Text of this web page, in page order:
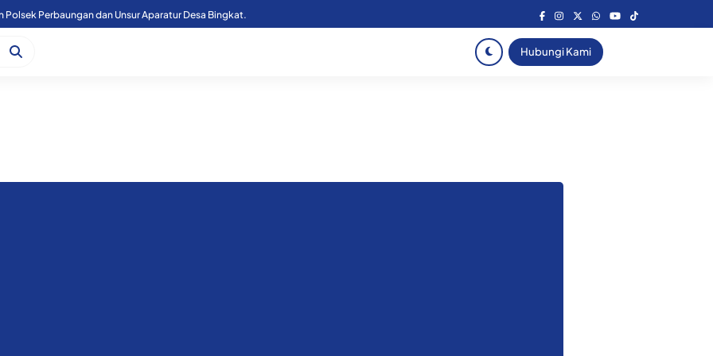
Polsek Perbaungan dan Unsur Aparatur Desa Bingkat.
Hubungi Kami